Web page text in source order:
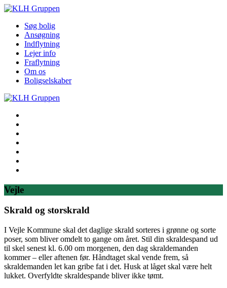
Søg bolig
Ansøgning
Indflytning
Lejer info
Fraflytning
Om os
Boligselskaber
Vejle
Skrald og storskrald
I Vejle Kommune skal det daglige skrald sorteres i grønne og sorte
poser, som bliver omdelt to gange om året. Stil din skraldespand ud
til skel senest kl. 6.00 om morgenen, den dag skraldemanden
kommer – eller aftenen før. Håndtaget skal vende frem, så
skraldemanden let kan gribe fat i det. Husk at låget skal være helt
lukket. Overfyldte skraldespande bliver ikke tømt.